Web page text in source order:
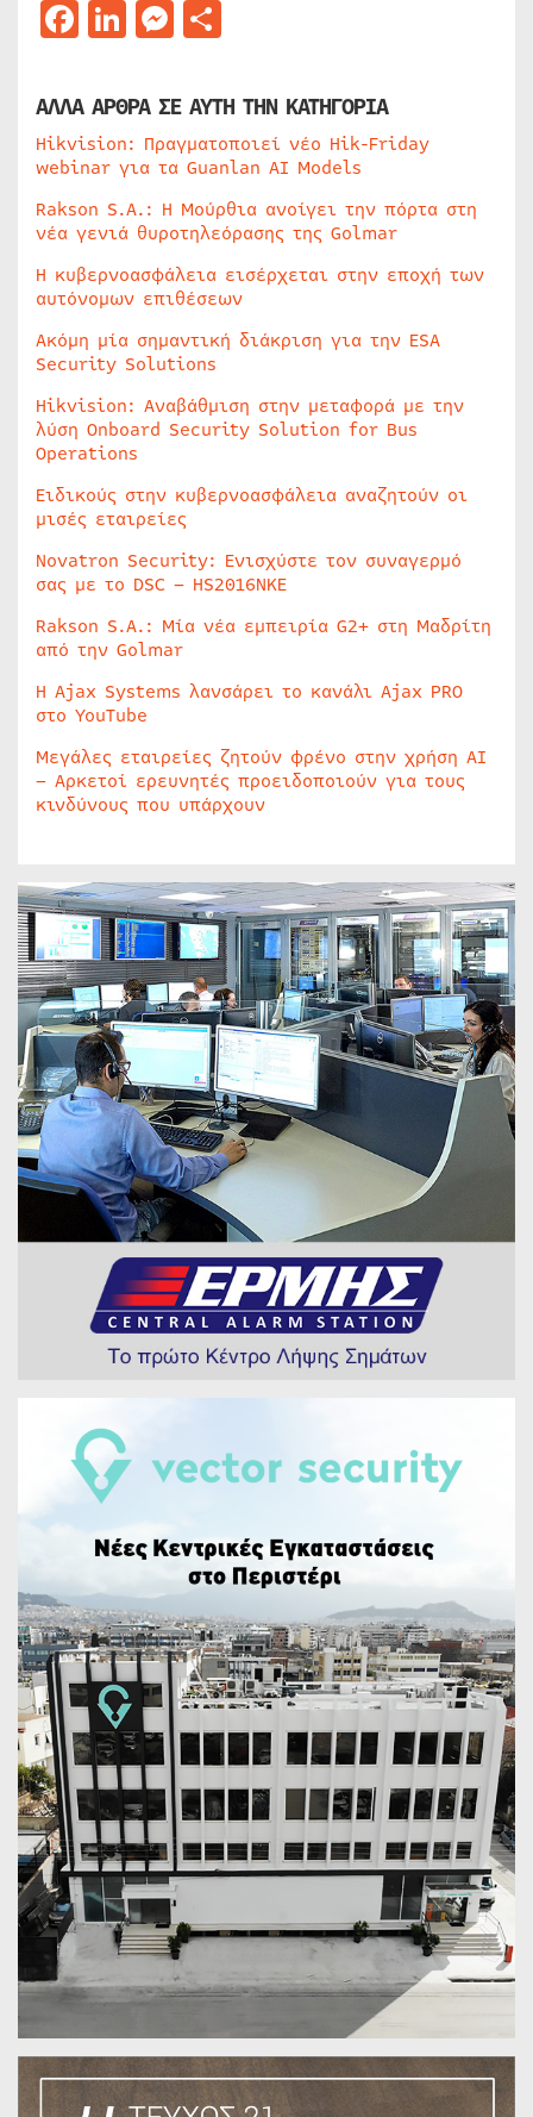
Facebook
LinkedIn
Messenger
ΑΛΛΑ ΑΡΘΡΑ ΣΕ ΑΥΤΗ ΤΗΝ ΚΑΤΗΓΟΡΙΑ
Hikvision: Πραγματοποιεί νέο Hik-Friday
webinar για τα Guanlan AI Models
Rakson S.A.: Η Μούρθια ανοίγει την πόρτα στη
νέα γενιά θυροτηλεόρασης της Golmar
Η κυβερνοασφάλεια εισέρχεται στην εποχή των
αυτόνομων επιθέσεων
Ακόμη μία σημαντική διάκριση για την ESA
Security Solutions
Hikvision: Αναβάθμιση στην μεταφορά με την
λύση Onboard Security Solution for Bus
Operations
Ειδικούς στην κυβερνοασφάλεια αναζητούν οι
μισές εταιρείες
Novatron Security: Ενισχύστε τον συναγερμό
σας με το DSC – HS2016NKE
Rakson S.A.: Μία νέα εμπειρία G2+ στη Μαδρίτη
από την Golmar
Η Ajax Systems λανσάρει το κανάλι Ajax PRO
στο YouTube
Μεγάλες εταιρείες ζητούν φρένο στην χρήση AI
– Αρκετοί ερευνητές προειδοποιούν για τους
κινδύνους που υπάρχουν